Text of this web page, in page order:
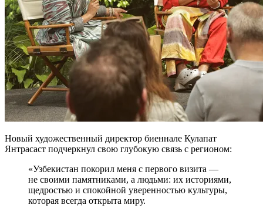
Новый художественный директор биеннале Кулапат
Янтрасаст подчеркнул свою глубокую связь с регионом:
«Узбекистан покорил меня с первого визита —
не своими памятниками, а людьми: их историями,
щедростью и спокойной уверенностью культуры,
которая всегда открыта миру.